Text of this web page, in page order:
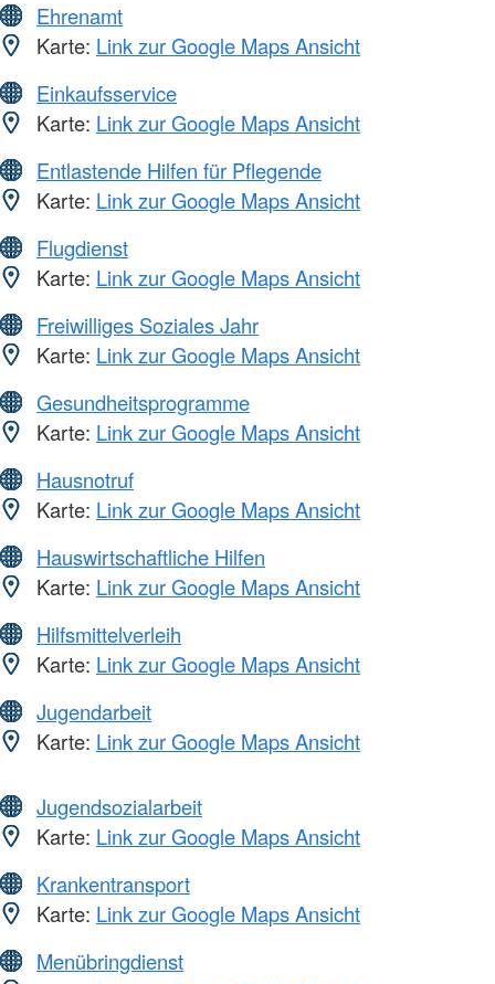
Ehrenamt
Karte: Link zur Google Maps Ansicht
Einkaufsservice
Karte: Link zur Google Maps Ansicht
Entlastende Hilfen für Pflegende
Karte: Link zur Google Maps Ansicht
Flugdienst
Karte: Link zur Google Maps Ansicht
Freiwilliges Soziales Jahr
Karte: Link zur Google Maps Ansicht
Gesundheitsprogramme
Karte: Link zur Google Maps Ansicht
Hausnotruf
Karte: Link zur Google Maps Ansicht
Hauswirtschaftliche Hilfen
Karte: Link zur Google Maps Ansicht
Hilfsmittelverleih
Karte: Link zur Google Maps Ansicht
Jugendarbeit
Karte: Link zur Google Maps Ansicht
Jugendsozialarbeit
Karte: Link zur Google Maps Ansicht
Krankentransport
Karte: Link zur Google Maps Ansicht
Menübringdienst